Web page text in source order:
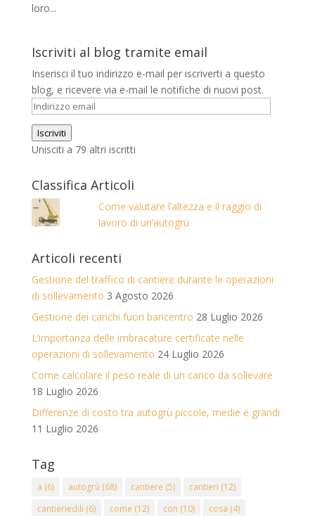
loro...
Iscriviti al blog tramite email
Inserisci il tuo indirizzo e-mail per iscriverti a questo
blog, e ricevere via e-mail le notifiche di nuovi post.
Indirizzo
email
Iscriviti
Unisciti a 79 altri iscritti
Classifica Articoli
Come valutare l’altezza e il raggio di
lavoro di un’autogrù
Articoli recenti
Gestione del traffico di cantiere durante le operazioni
di sollevamento 3 Agosto 2026
Gestione dei carichi fuori baricentro 28 Luglio 2026
L’importanza delle imbracature certificate nelle
operazioni di sollevamento 24 Luglio 2026
Come calcolare il peso reale di un carico da sollevare
18 Luglio 2026
Differenze di costo tra autogrù piccole, medie e grandi
11 Luglio 2026
Tag
a (6) autogrù (68) cantiere (5) cantieri (12)
cantieriedili (6) come (12) con (10) cosa (4)